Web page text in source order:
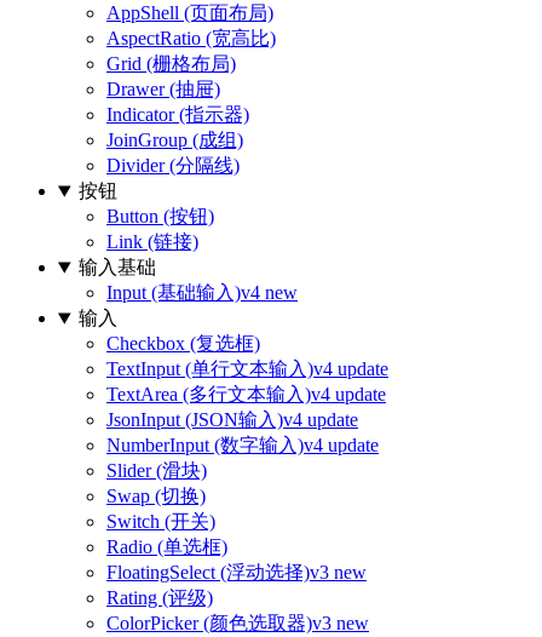
AppShell (页面布局)
AspectRatio (宽高比)
Grid (栅格布局)
Drawer (抽屉)
Indicator (指示器)
JoinGroup (成组)
Divider (分隔线)
按钮
Button (按钮)
Link (链接)
输入基础
Input (基础输入)v4 new
输入
Checkbox (复选框)
TextInput (单行文本输入)v4 update
TextArea (多行文本输入)v4 update
JsonInput (JSON输入)v4 update
NumberInput (数字输入)v4 update
Slider (滑块)
Swap (切换)
Switch (开关)
Radio (单选框)
FloatingSelect (浮动选择)v3 new
Rating (评级)
ColorPicker (颜色选取器)v3 new